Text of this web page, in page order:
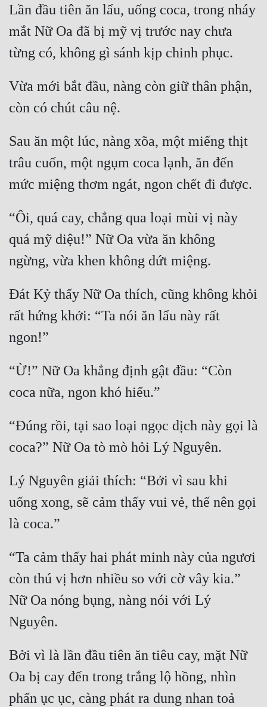
Lần đầu tiên ăn lẩu, uống coca, trong nháy
mắt Nữ Oa đã bị mỹ vị trước nay chưa
Vừa mới bắt đầu, nàng còn giữ thân phận,
Sau ăn một lúc, nàng xõa, một miếng thịt
trâu cuốn, một ngụm coca lạnh, ăn đến
“Ôi, quá cay, chẳng qua loại mùi vị này
quá mỹ diệu!” Nữ Oa vừa ăn không
Ðát Kỷ thấy Nữ Oa thích, cũng không khỏi
rất hứng khởi: “Ta nói ăn lẩu này rất
“Ừ!” Nữ Oa khẳng định gật đầu: “Còn
“Đúng rồi, tại sao loại ngọc dịch này gọi là
Lý Nguyên giải thích: “Bởi vì sau khi
uống xong, sẽ cảm thấy vui vẻ, thế nên gọi
“Ta cảm thấy hai phát minh này của ngươi
còn thú vị hơn nhiều so với cờ vây kia.”
Nữ Oa nóng bụng, nàng nói với Lý
Bởi vì là lần đầu tiên ăn tiêu cay, mặt Nữ
Oa bị cay đến trong trắng lộ hồng, nhìn
phấn ục ục, càng phát ra dung nhan toả